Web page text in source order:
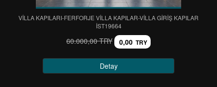
VİLLA KAPILARI-FERFORJE VİLLA KAPILAR-VİLLA GİRİŞ KAPILAR
IST19664
60.000,00 TRY 0,00 TRY
Detay